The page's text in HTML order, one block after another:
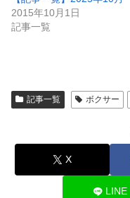
2015年10月1日
記事一覧
記事一覧 ボクサー
X
LINE